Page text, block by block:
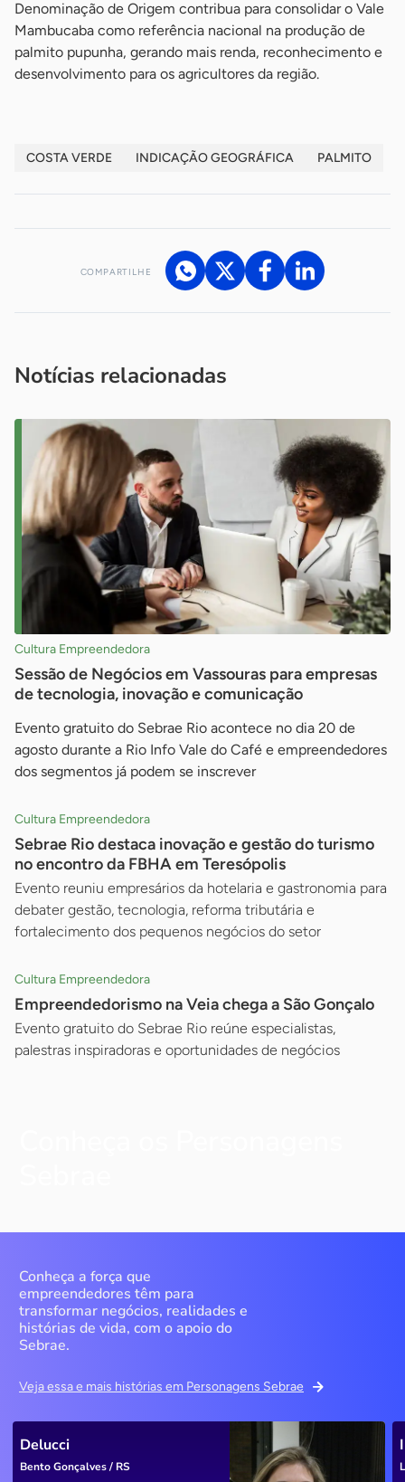
Denominação de Origem contribua para consolidar o Vale
Mambucaba como referência nacional na produção de
palmito pupunha, gerando mais renda, reconhecimento e
desenvolvimento para os agricultores da região.
COSTA VERDE INDICAÇÃO GEOGRÁFICA PALMITO
COMPARTILHE
Notícias relacionadas
Cultura Empreendedora
Sessão de Negócios em Vassouras para empresas
de tecnologia, inovação e comunicação
Evento gratuito do Sebrae Rio acontece no dia 20 de
agosto durante a Rio Info Vale do Café e empreendedores
dos segmentos já podem se inscrever
Cultura Empreendedora
Sebrae Rio destaca inovação e gestão do turismo
no encontro da FBHA em Teresópolis
Evento reuniu empresários da hotelaria e gastronomia para
debater gestão, tecnologia, reforma tributária e
fortalecimento dos pequenos negócios do setor
Cultura Empreendedora
Empreendedorismo na Veia chega a São Gonçalo
Evento gratuito do Sebrae Rio reúne especialistas,
palestras inspiradoras e oportunidades de negócios
Conheça a força que
empreendedores têm para
transformar negócios, realidades e
histórias de vida, com o apoio do
Sebrae.
Veja essa e mais histórias em Personagens Sebrae
Delucci
Bento Gonçalves / RS